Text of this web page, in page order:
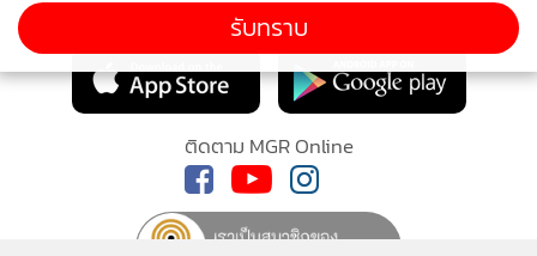
เกี่ยวกับการบำรุงผิว บำรุงผม ต้านจุลินทรีย์และต้านอักเสบ
นอกจากนี้ฤทธิ์ต้านอักเสบที่ดีของสารสกัดสมุนไพรยังช่วยให้เป็น
ผลิตภัณฑ์ที่เหมาะกับผิวแพ้ง่าย
ผลิตภัณฑ์เวชสำอางนาโนจากสารสกัดเมล็ดองุ่นสู่เชิงพาณิชย์ ผล
งานวิจัยและพัฒนาของ วว.จากการดำเนินโครงการ “วิจัยและ
พัฒนาผลิตภัณฑ์จากสารชีวภาพจากกากเมล็ดองุ่นไทย”
MGR Online Application
ติดตาม MGR Online
รับทราบ